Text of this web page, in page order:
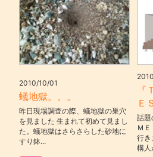
2010/10/01
蟻地獄。。。
昨日現場調査の際、蟻地獄の巣穴
を見ました 生まれて初めて見まし
た。蟻地獄はさらさらした砂地に
すり鉢...
Ｅ
話
Ｍ
行き
構人